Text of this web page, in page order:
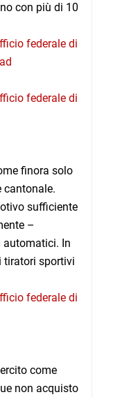
con più di 10
federale di
federale di
finora solo
cantonale.
sufficiente
–
automatici. In
tiratori sportivi
federale di
come
non acquisto